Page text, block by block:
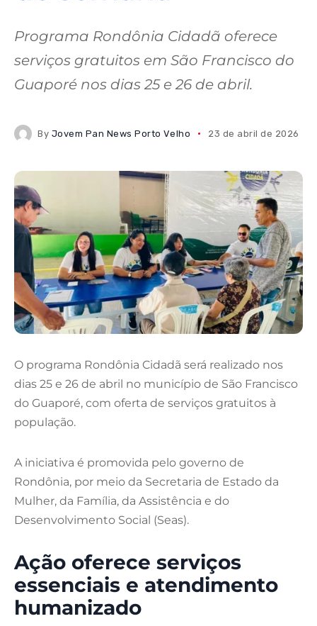
Programa Rondônia Cidadã oferece
serviços gratuitos em São Francisco do
Guaporé nos dias 25 e 26 de abril.
By Jovem Pan News Porto Velho 23 de abril de 2026
O programa Rondônia Cidadã será realizado nos
dias 25 e 26 de abril no município de São Francisco
do Guaporé, com oferta de serviços gratuitos à
população.
A iniciativa é promovida pelo governo de
Rondônia, por meio da Secretaria de Estado da
Mulher, da Família, da Assistência e do
Desenvolvimento Social (Seas).
Ação oferece serviços
essenciais e atendimento
humanizado